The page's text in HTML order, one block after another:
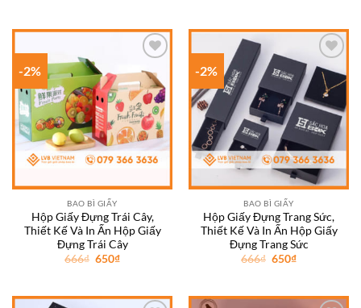
650₫.
650₫.
-2%
Add to
wishlist
BAO BÌ GIẤY
Hộp Giấy Đựng Trái Cây,
Thiết Kế Và In Ấn Hộp Giấy
Đựng Trái Cây
666₫ Giá
650₫Giá
650₫.
-2%
Add to
wishlist
BAO BÌ GIẤY
Hộp Giấy Đựng Trang Sức,
Thiết Kế Và In Ấn Hộp Giấy
Đựng Trang Sức
666₫ Giá
650₫Giá
650₫.